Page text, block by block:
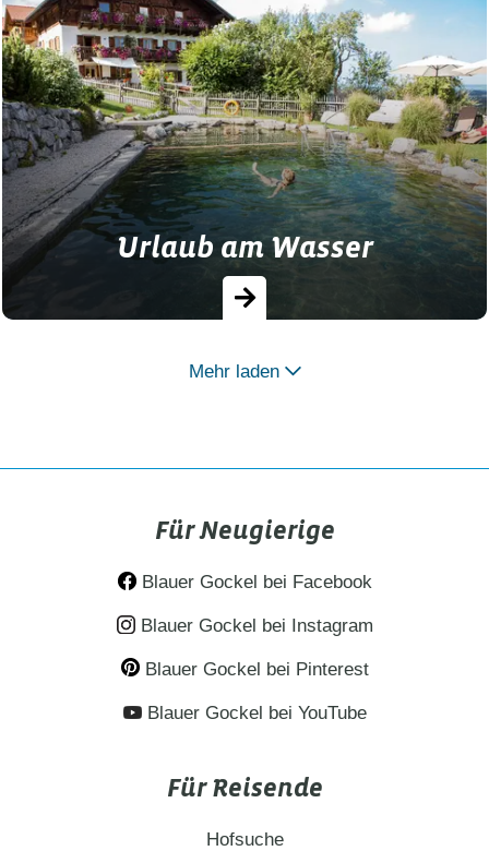
Urlaub auf dem Rücken der Pferde.
Unsere Reiterhöfe bieten Reitunterricht,
Ausreitmöglichkeit und alles rund ums
Pferd.
Urlaub am Wasser
Bauernhof Biopool, nahegelegenen
Wassersportareal. …
Mehr laden
Für Neugierige
Blauer Gockel bei Facebook
Blauer Gockel bei Instagram
Blauer Gockel bei Pinterest
Blauer Gockel bei YouTube
Für Reisende
Hofsuche